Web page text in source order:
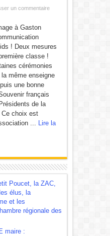
un commentaire
à Gaston
! Deux mesures
classe !
cérémonies
même enseigne
une bonne
français
de la
Ce choix est
... Lire la
Poucet, la ZAC,
élus, la
et les
régionale des
maire :